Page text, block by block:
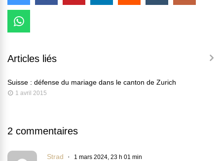
Articles liés
Suisse : défense du mariage dans le canton de Zurich
1 avril 2015
2 commentaires
Strad 1 mars 2024, 23 h 01 min